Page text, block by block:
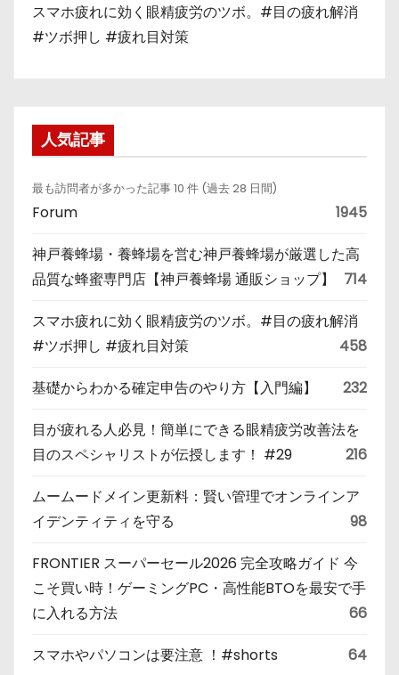
スマホ疲れに効く眼精疲労のツボ。#目の疲れ解消
#ツボ押し #疲れ目対策
人気記事
最も訪問者が多かった記事 10 件 (過去 28 日間)
Forum 1945
神戸養蜂場・養蜂場を営む神戸養蜂場が厳選した高
品質な蜂蜜専門店【神戸養蜂場 通販ショップ】
714
スマホ疲れに効く眼精疲労のツボ。#目の疲れ解消
#ツボ押し #疲れ目対策
458
基礎からわかる確定申告のやり方【入門編】 232
目が疲れる人必見！簡単にできる眼精疲労改善法を
目のスペシャリストが伝授します！ #29
216
ムームードメイン更新料：賢い管理でオンラインア
イデンティティを守る
98
FRONTIER スーパーセール2026 完全攻略ガイド 今
こそ買い時！ゲーミングPC・高性能BTOを最安で手
に入れる方法
66
スマホやパソコンは要注意 ！#shorts 64